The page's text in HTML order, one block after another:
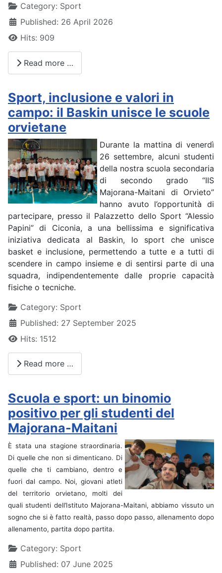
DetailsCategory: Sport
Published: 26 April 2026
Hits: 909
Read more …
Sport, inclusione e valori in
campo: il Baskin unisce le scuole
orvietane
Durante la mattina di venerdì
26 settembre, alcuni studenti
della nostra scuola secondaria
di secondo grado “IIS
Majorana-Maitani di Orvieto”
hanno avuto l’opportunità di
partecipare, presso il Palazzetto dello Sport “Alessio
Papini” di Ciconia, a una bellissima e significativa
iniziativa dedicata al Baskin, lo sport che unisce
basket e inclusione, permettendo a tutte e a tutti di
scendere in campo insieme e di sentirsi parte di una
squadra, indipendentemente dalle proprie capacità
fisiche o tecniche.
DetailsCategory: Sport
Published: 27 September 2025
Hits: 1512
Read more …
Scuola e sport: un binomio
positivo per gli studenti del
Majorana-Maitani
È stata una stagione straordinaria.
Di quelle che non si dimenticano. Di
quelle che ti cambiano, dentro e
fuori dal campo. Noi, giovani atleti
del territorio orvietano, molti dei
quali studenti dell’Istituto Majorana-Maitani, abbiamo vissuto un
sogno che si è fatto realtà, passo dopo passo, allenamento dopo
allenamento, partita dopo partita.
DetailsCategory: Sport
Published: 07 June 2025